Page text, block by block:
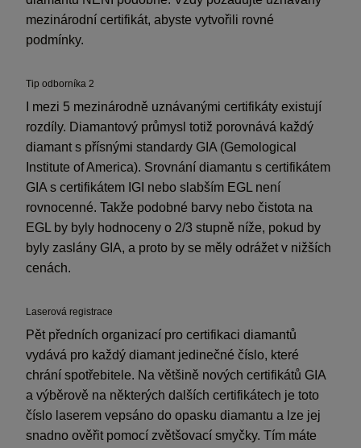
mezinárodní certifikát, abyste vytvořili rovné
podmínky.
Tip odborníka 2
I mezi 5 mezinárodně uznávanými certifikáty existují
rozdíly. Diamantový průmysl totiž porovnává každý
diamant s přísnými standardy GIA (Gemological
Institute of America). Srovnání diamantu s certifikátem
GIA s certifikátem IGI nebo slabším EGL není
rovnocenné. Takže podobné barvy nebo čistota na
EGL by byly hodnoceny o 2/3 stupně níže, pokud by
byly zaslány GIA, a proto by se měly odrážet v nižších
cenách.
Laserová registrace
Pět předních organizací pro certifikaci diamantů
vydává pro každý diamant jedinečné číslo, které
chrání spotřebitele. Na většině nových certifikátů GIA
a výběrově na některých dalších certifikátech je toto
číslo laserem vepsáno do opasku diamantu a lze jej
snadno ověřit pomocí zvětšovací smyčky. Tím máte